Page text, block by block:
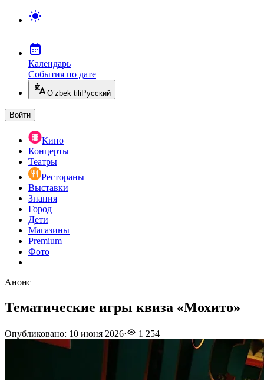
Календарь
События по дате
O’zbek tili Русский
Войти
Кино
Концерты
Театры
Рестораны
Выставки
Знания
Город
Дети
Магазины
Premium
Фото
Анонс
Тематические игры квиза «Мохито»
Опубликовано: 10 июня 2026· 1 254